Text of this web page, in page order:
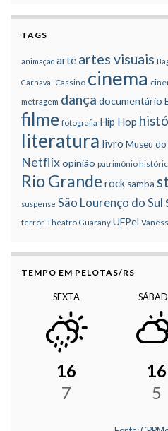
TAGS
animação arte artes visuais
Carnaval Cassino cinema
metragem dança documentário
filme fotografia Hip Hop
literatura livro Museu
Netflixopinião patrimônio
Rio Grande rock samba
suspense São Lourenço do Sul
terror Theatro Guarany UFPel
TEMPO EM PELOTAS/RS
SEXTA
16
7
16
5